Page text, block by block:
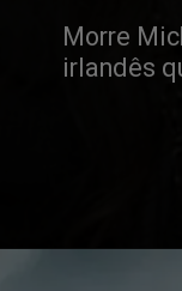
Morre
irlandês